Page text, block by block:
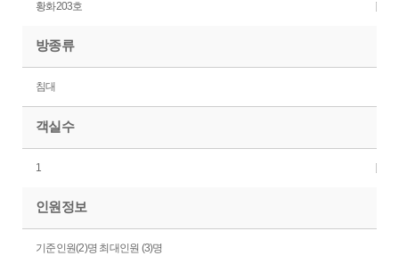
황화203호
방종류
침대
객실수
1
인원정보
기준인원(2)명 최대인원 (3)명